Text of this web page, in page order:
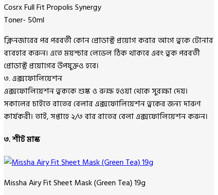
Cosrx Full Fit Propolis Synergy
Toner- 50ml
ক্লিনজারের পর পরবর্তী কোন প্রোডাক্ট প্রয়োগ করার আগে ত্বকে টোনার
ব্যবহার করুন। এতে ময়শ্চার লেভেল ঠিক থাকবে এবং ত্বক পরবর্তী
প্রোডাক্ট প্রয়োগের উপযুক্তও হবে।
৩. এক্সফোলিয়েশন
এক্সফোলিয়েশন ত্বককে শুষ্ক ও রুক্ষ হওয়া থেকে সুরক্ষা দেয়।
সকালের চাইতে রাতের বেলার এক্সফোলিয়েশন ত্বকের জন্য দারুণ
কার্যকরী। তাই, সপ্তাহে ২/৩ বার রাতের বেলা এক্সফোলিয়েশন করুন।
৩. শীট মাস্ক
Missha Airy Fit Sheet Mask (Green Tea) 19g